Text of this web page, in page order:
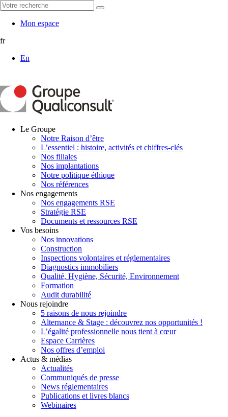
Mon espace
fr
En
Le Groupe
Notre Raison d’être
L’essentiel : histoire, activités et chiffres-clés
Nos filiales
Nos implantations
Notre politique éthique
Nos références
Nos engagements
Nos engagements RSE
Stratégie RSE
Documents et ressources RSE
Vos besoins
Nos innovations
Construction
Inspections volontaires et réglementaires
Diagnostics immobiliers
Qualité, Hygiène, Sécurité, Environnement
Formation
Audit durabilité
Nous rejoindre
5 raisons de nous rejoindre
Alternance & Stage : découvrez nos opportunités !
L’égalité professionnelle nous tient à cœur
Espace Carrières
Nos offres d’emploi
Actus & médias
Actualités
Communiqués de presse
News réglementaires
Publications et livres blancs
Webinaires